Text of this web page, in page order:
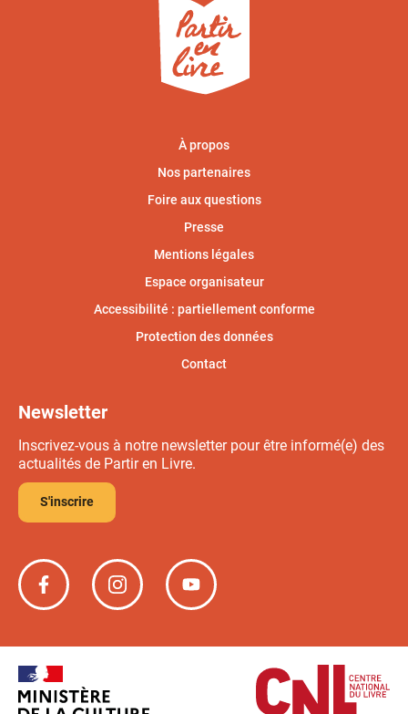
À propos
Nos partenaires
Foire aux questions
Presse
Mentions légales
Espace organisateur
Accessibilité : partiellement conforme
Protection des données
Contact
Newsletter
Inscrivez-vous à notre newsletter pour être informé(e) des
actualités de Partir en Livre.
S'inscrire
Partir
en
sur
Facebook
Partir
en
sur
Partir
en
sur